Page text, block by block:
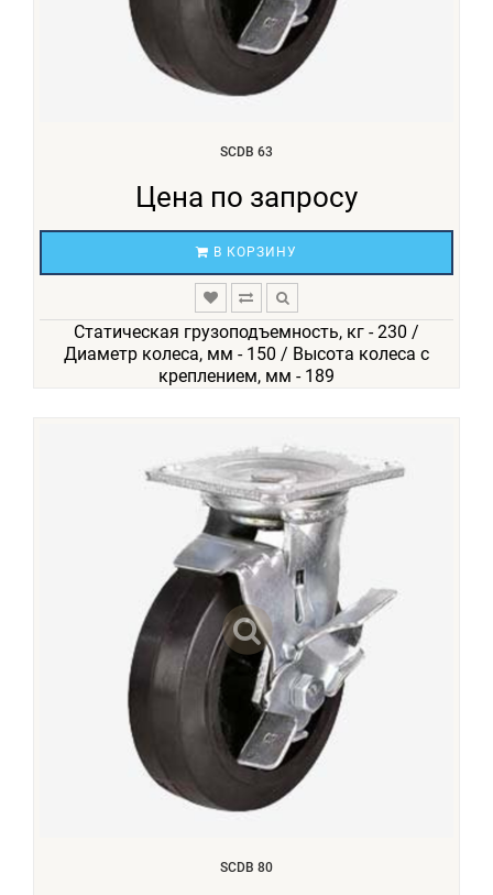
SCDB 63
Цена по запросу
В КОРЗИНУ
Статическая грузоподъемность, кг - 230 /
Диаметр колеса, мм - 150 / Высота колеса с
креплением, мм - 189
SCDB 80